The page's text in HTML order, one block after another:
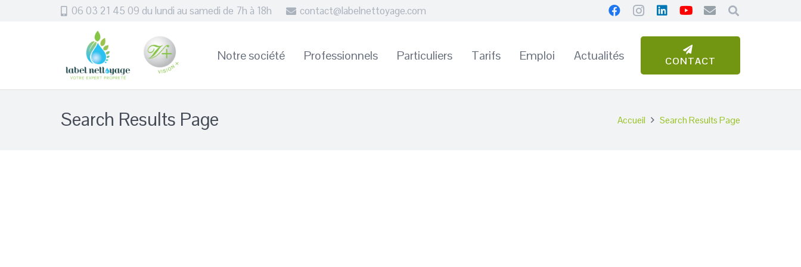
06 03 21 45 09 du lundi au samedi de 7h à 18h contact@labelnettoyage.com
Notre société Professionnels Particuliers Tarifs Emploi Actualités CONTACT
Search Results Page Accueil Search Results Page